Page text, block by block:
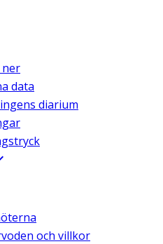
ner
data
diarium
och villkor